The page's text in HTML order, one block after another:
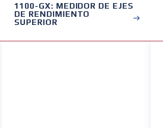
1100-GX: MEDIDOR DE EJES
DE RENDIMIENTO
SUPERIOR